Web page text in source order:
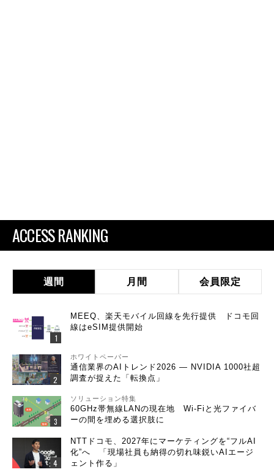
ACCESS RANKING
週間 月間 会員限定
MEEQ、楽天モバイル回線を先行提供 ドコモ回
線はeSIM提供開始
ホワイトペーパー
通信業界のAIトレンド2026 ― NVIDIA 1000社超
調査が捉えた「転換点」
ソリューション特集
60GHz帯無線LANの現在地 Wi-Fiと光ファイバ
ーの間を埋める選択肢に
NTTドコモ、2027年にマーケティングを“フルAI
化”へ 「現場社員も納得の切れ味鋭いAIエージ
ェント作る」